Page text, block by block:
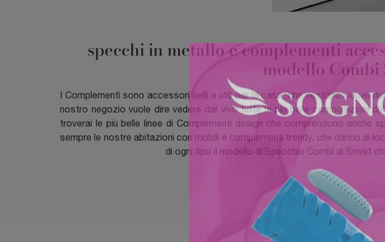
specchi in metallo e complementi
modello Combi
I Complementi sono accessori belli e utili per la casa, che vestono i locali
nostro negozio vuole dire vedere dal vivo tutte le più belle composizioni
troverai le più belle linee di Complementi design che comprendono
sempre le nostre abitazioni con mobili e complementi trendy, che danno ai
di ogni tipo il modello di Specchio Combi di Sovet